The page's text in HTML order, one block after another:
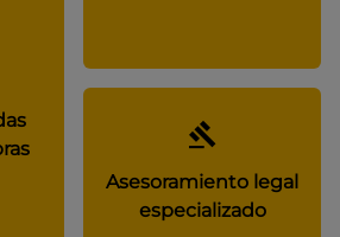
Asesoramiento legal
especializado